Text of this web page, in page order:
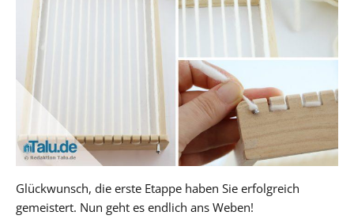
Glückwunsch, die erste Etappe haben Sie erfolgreich
gemeistert. Nun geht es endlich ans Weben!